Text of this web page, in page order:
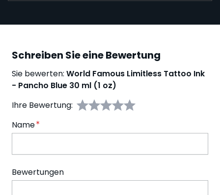
Schreiben Sie eine Bewertung
Sie bewerten: World Famous Limitless Tattoo Ink
- Pancho Blue 30 ml (1 oz)
Ihre Bewertung:
Name
Bewertungen